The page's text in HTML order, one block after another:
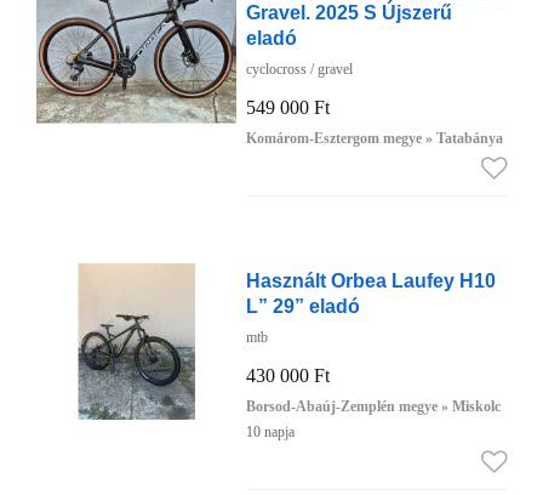
Gravel. 2025 S Újszerű
eladó
cyclocross / gravel
549 000 Ft
Komárom-Esztergom megye » Tatabánya
Használt Orbea Laufey H10
L” 29” eladó
mtb
430 000 Ft
Borsod-Abaúj-Zemplén megye » Miskolc
10 napja